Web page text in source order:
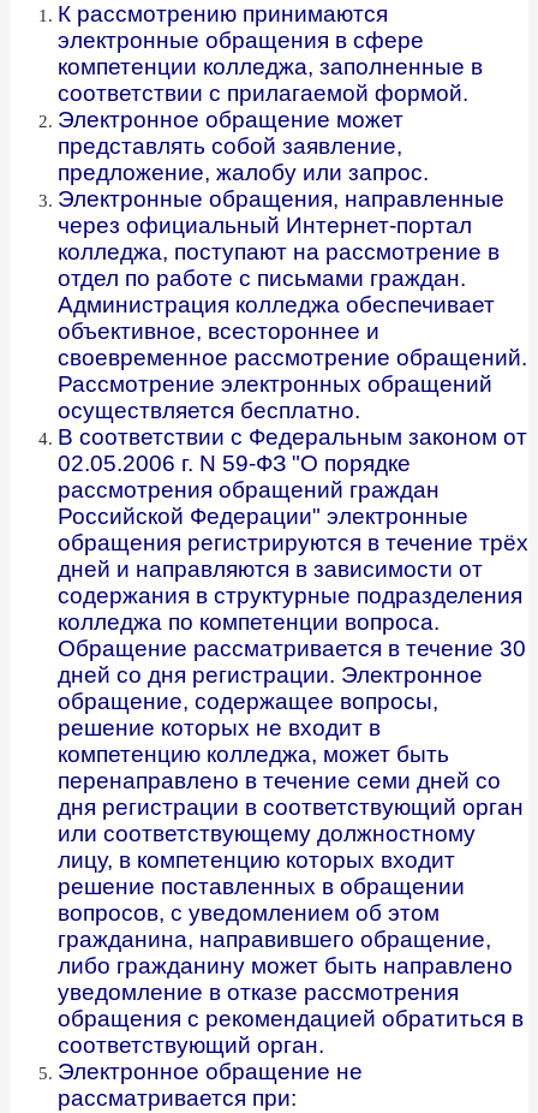
К рассмотрению принимаются
электронные обращения в сфере
компетенции колледжа, заполненные в
соответствии с прилагаемой формой.
Электронное обращение может
представлять собой заявление,
предложение, жалобу или запрос.
Электронные обращения, направленные
через официальный Интернет-портал
колледжа, поступают на рассмотрение в
отдел по работе с письмами граждан.
Администрация колледжа обеспечивает
объективное, всестороннее и
своевременное рассмотрение обращений.
Рассмотрение электронных обращений
осуществляется бесплатно.
В соответствии с Федеральным законом от
02.05.2006 г. N 59-ФЗ "О порядке
рассмотрения обращений граждан
Российской Федерации" электронные
обращения регистрируются в течение трёх
дней и направляются в зависимости от
содержания в структурные подразделения
колледжа по компетенции вопроса.
Обращение рассматривается в течение 30
дней со дня регистрации. Электронное
обращение, содержащее вопросы,
решение которых не входит в
компетенцию колледжа, может быть
перенаправлено в течение семи дней со
дня регистрации в соответствующий орган
или соответствующему должностному
лицу, в компетенцию которых входит
решение поставленных в обращении
вопросов, с уведомлением об этом
гражданина, направившего обращение,
либо гражданину может быть направлено
уведомление в отказе рассмотрения
обращения с рекомендацией обратиться в
соответствующий орган.
Электронное обращение не
рассматривается при: